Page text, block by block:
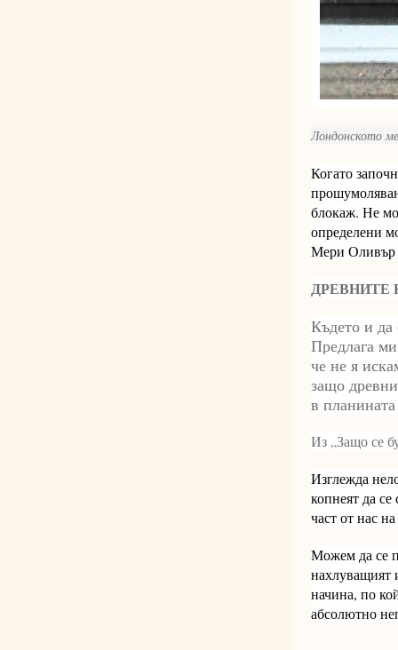
Лондонското
Когато
блокаж. Не
определени
Мери Оливър
ДРЕВНИТЕ
Където и да
Предлага
че не я
защо
в
Из „Защо се
Изглежда
копнеят да
част от нас
Можем да се
нахлуващият
начина, по
абсолютно